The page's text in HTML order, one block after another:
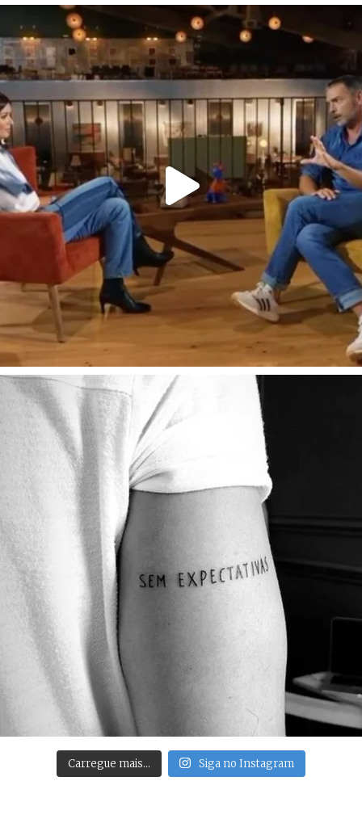
Carregue mais… Siga no Instagram